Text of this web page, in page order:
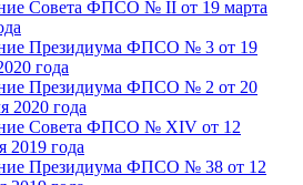
Совета ФПСО № II от 19 марта
Президиума ФПСО № 3 от 19
года
Президиума ФПСО № 2 от 20
2020 года
Совета ФПСО № XIV от 12
2019 года
Президиума ФПСО № 38 от 12